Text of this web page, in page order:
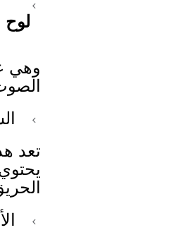
لوح
وهي
تعد